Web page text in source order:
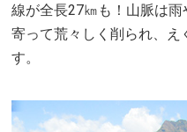
線が全長27㎞も！山脈は
寄って荒々しく削られ、え
す。